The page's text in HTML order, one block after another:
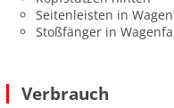
Seitenleisten in
Stoßfänger in
Verbrauch